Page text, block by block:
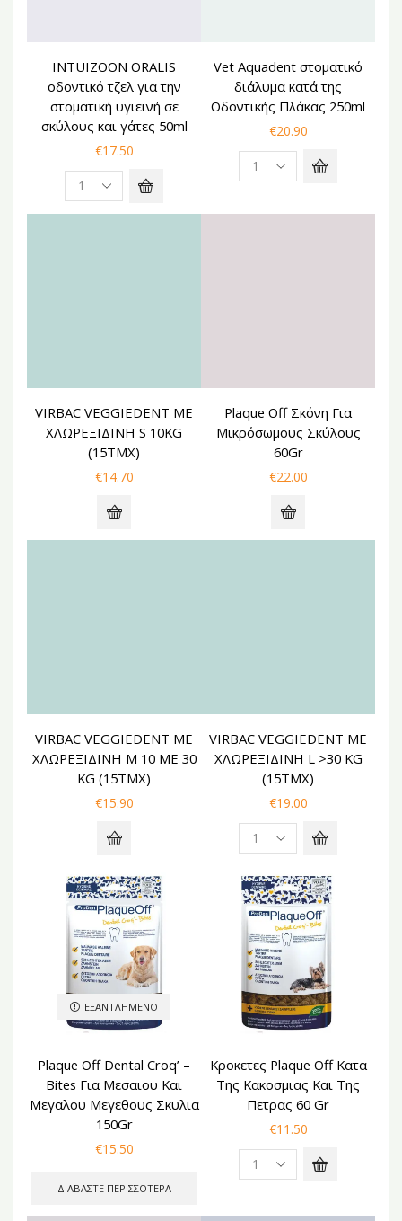
INTUIZOON ORALIS
οδοντικό τζελ για την
στοματική υγιεινή σε
σκύλους και γάτες 50ml
€17.50
Vet Aquadent στοματικό
διάλυμα κατά της
Οδοντικής Πλάκας 250ml
€20.90
VIRBAC VEGGIEDENT ΜΕ
ΧΛΩΡΕΞΙΔΙΝΗ S 10KG
(15ΤΜΧ)
€14.70
Plaque Off Σκόνη Για
Μικρόσωμους Σκύλους
60Gr
€22.00
VIRBAC VEGGIEDENT ΜΕ
ΧΛΩΡΕΞΙΔΙΝΗ M 10 ΜΕ 30
KG (15ΤΜΧ)
€15.90
VIRBAC VEGGIEDENT ΜΕ
ΧΛΩΡΕΞΙΔΙΝΗ L >30 KG
(15ΤΜΧ)
€19.00
NEW
ΕΞΑΝΤΛΗΜΈΝΟ
Plaque Off Dental Croq’ –
Bites Για Μεσαιου Και
Μεγαλου Μεγεθους Σκυλια
150Gr
€15.50
ΔΙΑΒΆΣΤΕ ΠΕΡΙΣΣΌΤΕΡΑ
Κροκετες Plaque Off Κατα
Της Κακοσμιας Και Της
Πετρας 60 Gr
€11.50